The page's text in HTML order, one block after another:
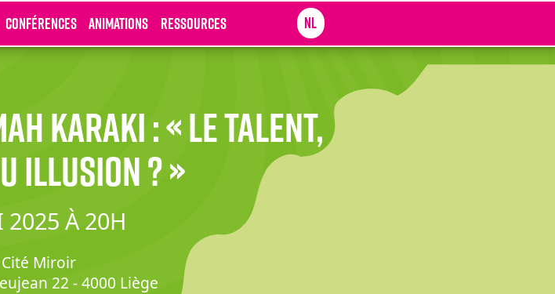
Conférences Animations Ressources NL
Karaki : « Le talent,
illusion ? »
2025 À 20H
Miroir
22 - 4000 Liège